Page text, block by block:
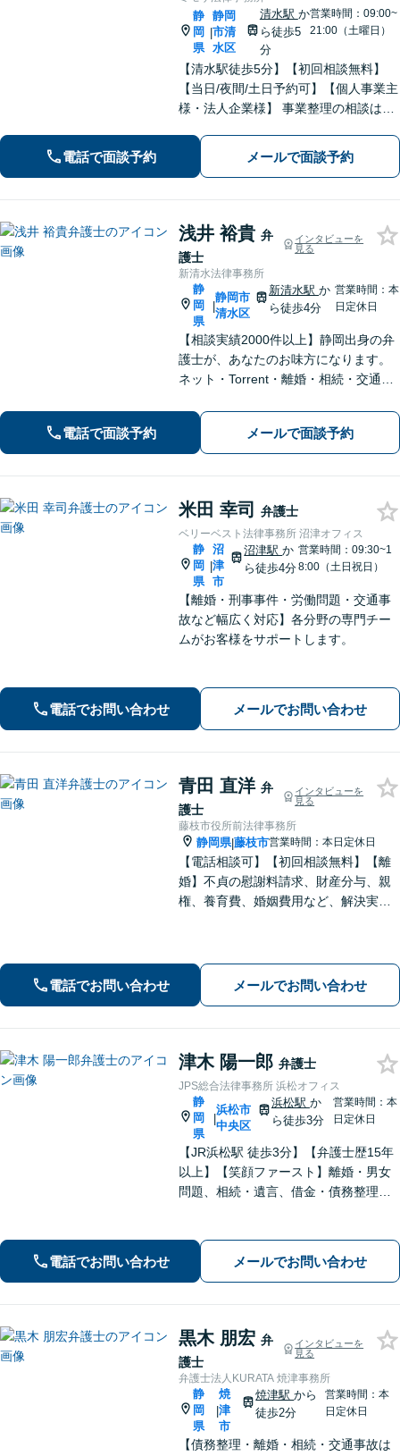
静
岡
県
|
静岡
市清
水区
清水駅 か
ら徒歩5
分
営業時間：09:00~
21:00（土曜日）
【清水駅徒歩5分】【初回相談無料】
【当日/夜間/土日予約可】【個人事業主
様・法人企業様】 事業整理の相談はお
不倫慰謝料・交通事故・借金・刑事事
件・賃貸トラブルなど身近な法律問題
電話で面談予約 メールで面談予約
浅井 裕貴 弁
護士
インタビューを
見る
新清水法律事務所
静
岡
県
|
静岡市
清水区
新清水駅か
ら徒歩4分
営業時間：本
日定休日
【相談実績2000件以上】静岡出身の弁
護士が、あなたのお味方になります。
ネット・Torrent・離婚・相続・交通事
談ください。初回電話10分無料。全国
対応。親身なサポートをいたします。
【新清水駅5分】
電話で面談予約 メールで面談予約
米田 幸司 弁護士
ベリーベスト法律事務所 沼津オフィス
静
岡
県
|
沼
津
市
沼津駅か
ら徒歩4分
営業時間：09:30~1
8:00（土日祝日）
【離婚・刑事事件・労働問題・交通事
故など幅広く対応】各分野の専門チー
ムがお客様をサポートします。
電話でお問い合わせ メールでお問い合わせ
青田 直洋 弁
護士
インタビューを
見る
藤枝市役所前法律事務所
静岡県|藤枝市営業時間：本日定休日
【電話相談可】【初回相談無料】【離
婚】不貞の慰謝料請求、財産分与、親
権、養育費、婚姻費用など、解決実績
ります【法テラス利用可】【藤枝市役
所裏】
電話でお問い合わせ メールでお問い合わせ
津木 陽一郎 弁護士
JPS総合法律事務所 浜松オフィス
静
岡
県
|
浜松市
中央区
浜松駅 か
ら徒歩3分
営業時間：本
日定休日
【JR浜松駅 徒歩3分】【弁護士歴15年
以上】【笑顔ファースト】離婚・男女
問題、相続・遺言、借金・債務整理な
顔で前を向いていただけるように全力
でサポートいたします。【初回面談無
電話でお問い合わせ メールでお問い合わせ
黒木 朋宏 弁
護士
インタビューを
見る
弁護士法人KURATA 焼津事務所
静
岡
県
|
焼
津
市
焼津駅から
徒歩2分
営業時間：本
日定休日
【債務整理・離婚・相続・交通事故は